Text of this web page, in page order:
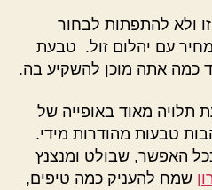
ולא להתפתות לבחור
עם יהלום זול. טבעת
כמה אתה מוכן להשקיע בה.
תלויה מאוד באופייה של
טבעות מהודרות מידי.
האפשר, שבולט ומנצנץ
שמח להעניק כמה טיפים,